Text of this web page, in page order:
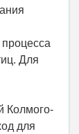
Для
Колмого-
для